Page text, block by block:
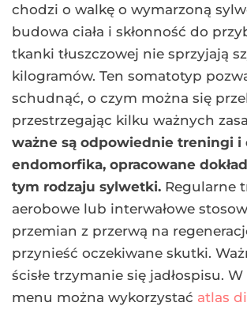
chodzi o walkę o wymarzoną
budowa ciała i skłonność do
tkanki tłuszczowej nie sprzyjają
kilogramów. Ten somatotyp
schudnąć, o czym można się
przestrzegając kilku ważnych
ważne są odpowiednie treningi i
endomorfika, opracowane
tym rodzaju sylwetki. Regularne
aerobowe lub interwałowe
przemian z przerwą na
przynieść oczekiwane skutki.
ścisłe trzymanie się jadłospisu.
menu można wykorzystać atlas